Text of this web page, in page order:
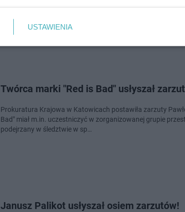
Twórca marki "Red is Bad" usłyszał
Prokuratura Krajowa w Katowicach postawiła zarzuty
Bad" miał m.in. uczestniczyć w zorganizowanej grupie
podejrzany w śledztwie w sp…
Janusz Palikot usłyszał osiem zarzutów!
USTAWIENIA